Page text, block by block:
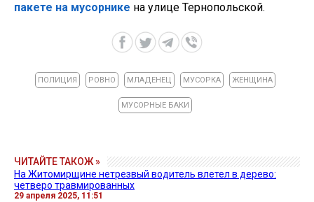
пакете на мусорнике на улице Тернопольской.
ПОЛИЦИЯ РОВНО МЛАДЕНЕЦ МУСОРКА ЖЕНЩИНА
МУСОРНЫЕ БАКИ
ЧИТАЙТЕ ТАКОЖ »
На Житомирщине нетрезвый водитель влетел в дерево:
четверо травмированных
29 апреля 2025, 11:51